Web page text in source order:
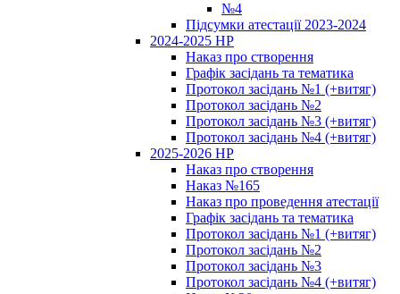
№4
Підсумки атестації 2023-2024
2024-2025 НР
Наказ про створення
Графік засідань та тематика
Протокол засідань №1 (+витяг)
Протокол засідань №2
Протокол засідань №3 (+витяг)
Протокол засідань №4 (+витяг)
2025-2026 НР
Наказ про створення
Наказ №165
Наказ про проведення атестації
Графік засідань та тематика
Протокол засідань №1 (+витяг)
Протокол засідань №2
Протокол засідань №3
Протокол засідань №4 (+витяг)